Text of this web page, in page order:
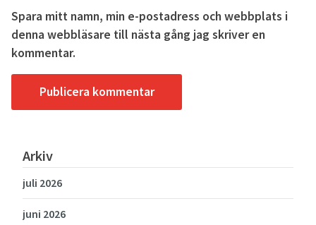
Spara mitt namn, min e-postadress och webbplats i
denna webbläsare till nästa gång jag skriver en
kommentar.
Arkiv
juli 2026
juni 2026